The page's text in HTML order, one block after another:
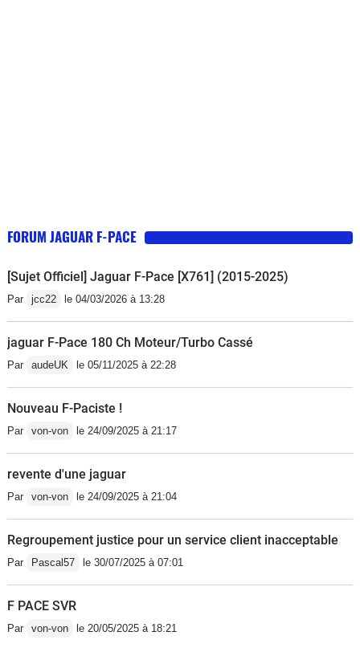
qui prouve ma bonne foi et je suis prêt
collective pour empêcher c'est monstre
industriel qui ne respecte pas nos lois
FORUM JAGUAR F-PACE
[Sujet Officiel] Jaguar F-Pace [X761] (2015-2025)
Par jcc22 le 04/03/2026 à 13:28
jaguar F-Pace 180 Ch Moteur/Turbo Cassé
Par audeUK le 05/11/2025 à 22:28
Nouveau F-Paciste !
Par von-von le 24/09/2025 à 21:17
revente d'une jaguar
Par von-von le 24/09/2025 à 21:04
Regroupement justice pour un service client inacceptable
Par Pascal57 le 30/07/2025 à 07:01
F PACE SVR
Par von-von le 20/05/2025 à 18:21